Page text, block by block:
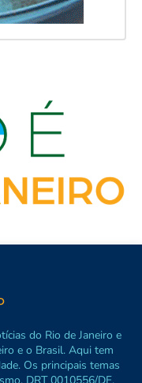
do Rio de Janeiro e
e o Brasil. Aqui tem
Os principais temas